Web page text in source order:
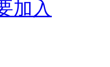
加入